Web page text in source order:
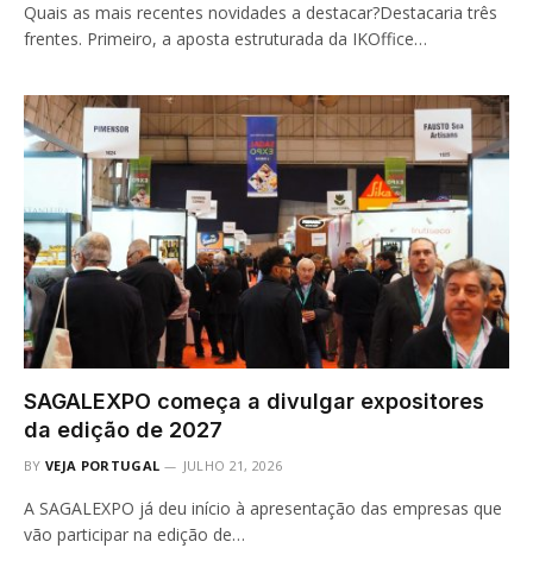
Quais as mais recentes novidades a destacar?Destacaria três
frentes. Primeiro, a aposta estruturada da IKOffice…
SAGALEXPO começa a divulgar expositores
da edição de 2027
BY VEJA PORTUGAL JULHO 21, 2026
A SAGALEXPO já deu início à apresentação das empresas que
vão participar na edição de…